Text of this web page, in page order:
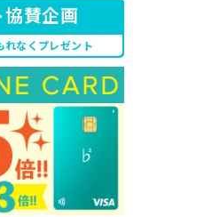
賛企画
れなくプレゼント